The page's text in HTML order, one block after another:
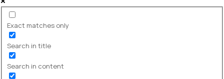
Exact matches only
Search in title
Search in content
Штендеры: виды, особенности,
эффективность
Введение